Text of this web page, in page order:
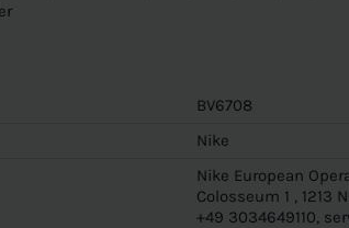
BV6708
Nike
Nike European
Colosseum 1 , 1213
+49 3034649110,